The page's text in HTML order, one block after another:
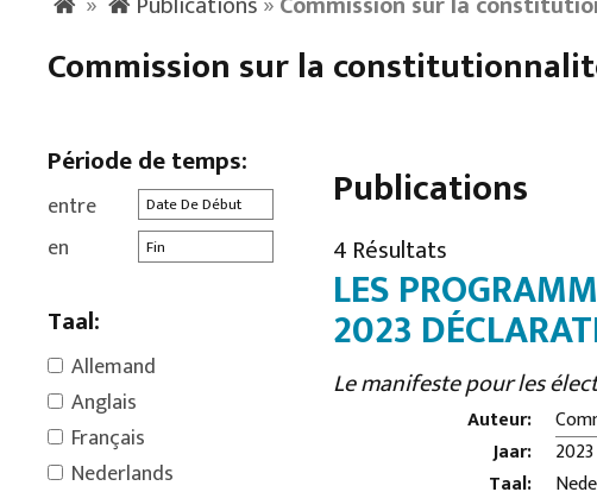
Commission sur la
Période de temps:
entre
en
Taal:
Allemand
Anglais
Français
Nederlands
Publications
4 Résultats
LES
2023
Le manifeste pour les
Auteur:
Jaar:
2023
Taal: